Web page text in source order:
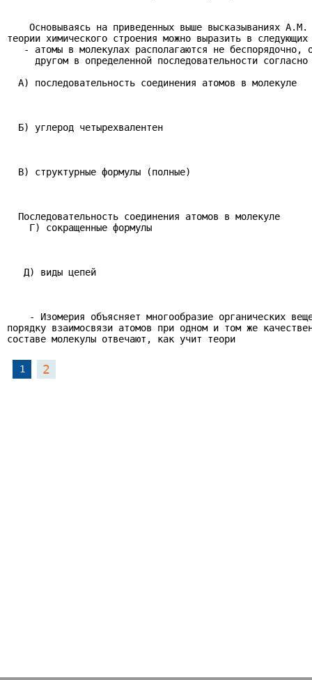
Основываясь на приведенных выше высказываниях
теории химического строения можно выразить в
- атомы в молекулах располагаются не беспорядочно,
другом в определенной последовательности согласно
  А) последовательность соединения атомов в молекуле
  Б) углерод четырехвалентен
  В) структурные формулы (полные)
  Последовательность соединения атомов в молекуле
    Г) сокращенные формулы
   Д) виды цепей
- Изомерия объясняет многообразие органических
порядку взаимосвязи атомов при одном и том же
составе молекулы отвечают, как учит теори
1 2